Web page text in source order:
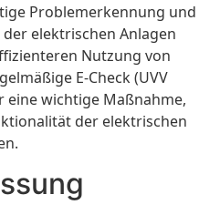
Problemerkennung und
elektrischen Anlagen
Nutzung von
E-Check (UVV
eine wichtige Maßnahme,
der elektrischen